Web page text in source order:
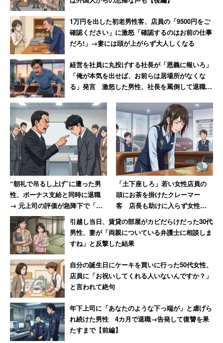
トにつぶされるホールはどうしたって出てくる。
弱小店舗にとっては特に由々しき事態になってしまった。
さらに言えば、5月31日を過ぎても緊急事態宣言が終わる
とは、この段階ではまだ言い切れない。さらに延長という
ことも、場合によっては必要になる。
「たかが25日の延長！ もうひと踏ん張り乗り越えよ
う！」と言うのは簡単だが、その25日って体力のないパチ
ンコホールを殺すには、実は十分な日数かもしれない。一
連の感染症対策が終わって平穏になったころ、残っている
パチンコホールは大手だけだった、なんてことにならなけ
れば良いが……。
1万円を出した初老男性客、店員の「9500円をご
確認ください」に激怒「確認するのはお前の仕事
だろ!」→妻には頭が上がらず大人しくなる
経営を社員に丸投げする社長が「恩義に報いろ」
「俺が本気を出せば、お前らは居場所がなくな
る」発言 激怒した男性、社長を罵倒して退職
“朝礼で吊るし上げ”に遭った男
性、ボーナス支給と同時に退職
→ 元上司の評価が急降下で「ザ
マアミロと思いました」
「土下座しろ」若い女性店員の
頭にお茶を掛けたクレーマー
客 店長も助けに入らず女性は
「もうこんな会社辞めてやる」
引越し当日、賃貸の部屋がカビだらけだった30代
男性、妻が「両親についている弁護士に相談しま
すね」と反撃した結果
自分の誕生日にケーキを買いに行った50代女性、
店員に「お祝いしてくれる人いないんですか？」
と言われて絶句
年下上司に「あなたのような下っ端が」と虐げら
れ続けた男性 4カ月で退職→告発して復讐を果
たすまで【前編】